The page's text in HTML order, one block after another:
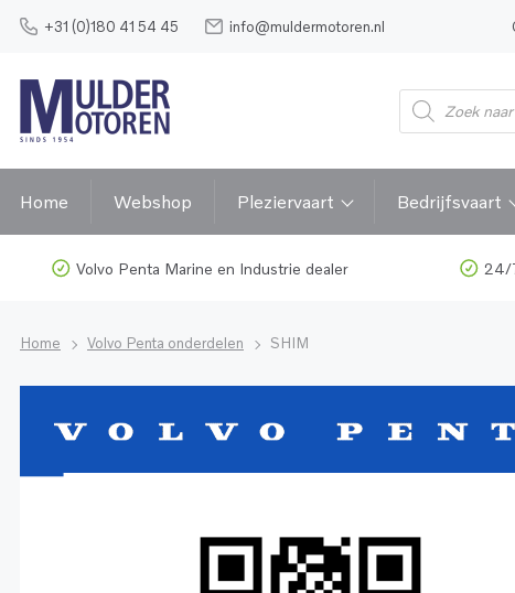
+31 (0)180 41 54 45 info@muldermotoren.nl
Home Webshop Pleziervaart Bedrijfsvaart
Volvo Penta Marine en Industrie dealer 24/
Home Volvo Penta onderdelen SHIM